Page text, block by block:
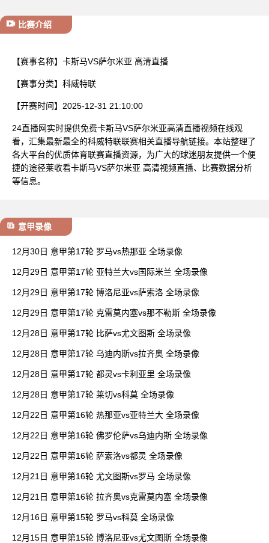
比赛介绍
【赛事名称】 卡斯马VS萨尔米亚 高清直播
【赛事分类】 科威特联
【开赛时间】 2025-12-31 21:10:00
24直播网实时提供免费卡斯马VS萨尔米亚高清直播视频在线观
看，汇集最新最全的科威特联联赛相关直播导航链接。本站整理了
各大平台的优质体育联赛直播资源，为广大的球迷朋友提供一个便
捷的途径莱收看卡斯马VS萨尔米亚 高清视频直播、比赛数据分析
等信息。
意甲录像
12月30日 意甲第17轮 罗马vs热那亚 全场录像
12月29日 意甲第17轮 亚特兰大vs国际米兰 全场录像
12月29日 意甲第17轮 博洛尼亚vs萨索洛 全场录像
12月29日 意甲第17轮 克雷莫内塞vs那不勒斯 全场录像
12月28日 意甲第17轮 比萨vs尤文图斯 全场录像
12月28日 意甲第17轮 乌迪内斯vs拉齐奥 全场录像
12月28日 意甲第17轮 都灵vs卡利亚里 全场录像
12月28日 意甲第17轮 莱切vs科莫 全场录像
12月22日 意甲第16轮 热那亚vs亚特兰大 全场录像
12月22日 意甲第16轮 佛罗伦萨vs乌迪内斯 全场录像
12月22日 意甲第16轮 萨索洛vs都灵 全场录像
12月21日 意甲第16轮 尤文图斯vs罗马 全场录像
12月21日 意甲第16轮 拉齐奥vs克雷莫内塞 全场录像
12月16日 意甲第15轮 罗马vs科莫 全场录像
12月15日 意甲第15轮 博洛尼亚vs尤文图斯 全场录像